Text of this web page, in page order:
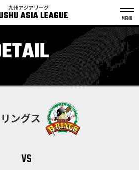
九州アジアリーグ
ASIA LEAGUE
ングス
vs